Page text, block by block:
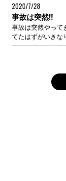
2020/7/28
事故は突然‼
事故は突然やって
てたはずがいきな
今日は久しぶり
ました。 &n...